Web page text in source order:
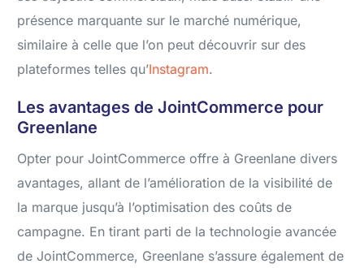
présence marquante sur le marché numérique,
similaire à celle que l’on peut découvrir sur des
plateformes telles qu’Instagram.
Les avantages de JointCommerce pour
Greenlane
Opter pour JointCommerce offre à Greenlane divers
avantages, allant de l’amélioration de la visibilité de
la marque jusqu’à l’optimisation des coûts de
campagne. En tirant parti de la technologie avancée
de JointCommerce, Greenlane s’assure également de